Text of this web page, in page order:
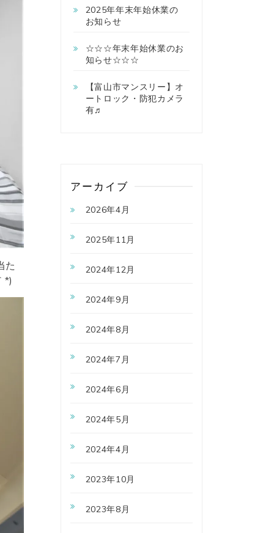
た
*)
2025年年末年始休業の
お知らせ
☆☆☆年末年始休業のお
知らせ☆☆☆
【富山市マンスリー】オ
ートロック・防犯カメラ
有♬
アーカイブ
2026年4月
2025年11月
2024年12月
2024年9月
2024年8月
2024年7月
2024年6月
2024年5月
2024年4月
2023年10月
2023年8月